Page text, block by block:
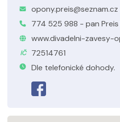
opony.preis@seznam.cz
774 525 988 - pan Preis
www.divadelni-zavesy-
IČ
72514761
Dle telefonické dohody.